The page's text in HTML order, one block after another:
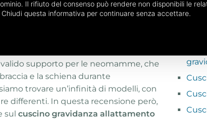
Il rifiuto del consenso può rendere non disponibili le
questa informativa per continuare senza accettare.
in pula di
supporto per le neomamme, che
e la schiena durante
trovare un’infinità di modelli, con
differenti. In questa recensione però,
sul cuscino gravidanza allattamento